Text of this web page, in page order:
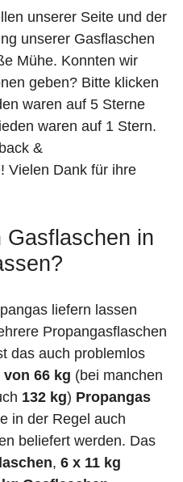
unserer Seite und der
unserer Gasflaschen
Mühe. Konnten wir
geben? Bitte klicken
waren auf 5 Sterne
waren auf 1 Stern.
&
Vielen Dank für ihre
Gasflaschen in
liefern lassen
Propangasflaschen
das auch problemlos
66 kg (bei manchen
132 kg) Propangas
in der Regel auch
beliefert werden. Das
, 6 x 11 kg